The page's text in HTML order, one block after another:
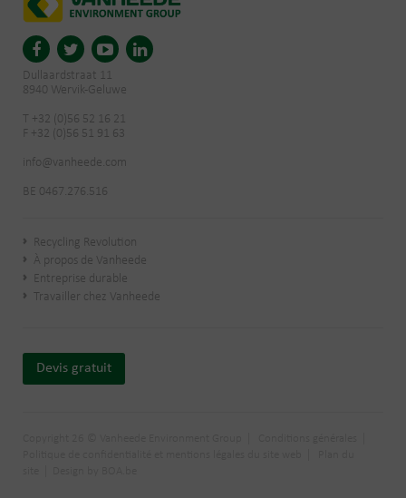
Dullaardstraat 11
8940 Wervik-Geluwe
T +32 (0)56 52 16 21
F +32 (0)56 51 91 63
info@vanheede.com
BE 0467.276.516
Recycling Revolution
À propos de Vanheede
Entreprise durable
Travailler chez Vanheede
Devis gratuit